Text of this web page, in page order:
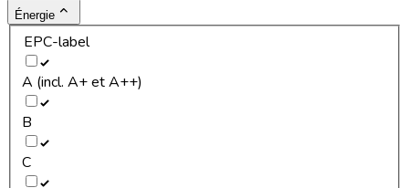
Énergie
EPC-label
A (incl. A+ et A++)
B
C